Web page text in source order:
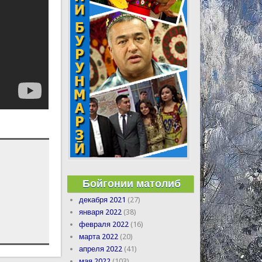
Бойгонии матолиб
декабря 2021 (27)
января 2022 (38)
февраля 2022 (16)
марта 2022 (20)
апреля 2022 (41)